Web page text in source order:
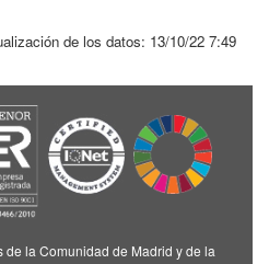
de los datos: 13/10/22 7:49
la Comunidad de Madrid y de la